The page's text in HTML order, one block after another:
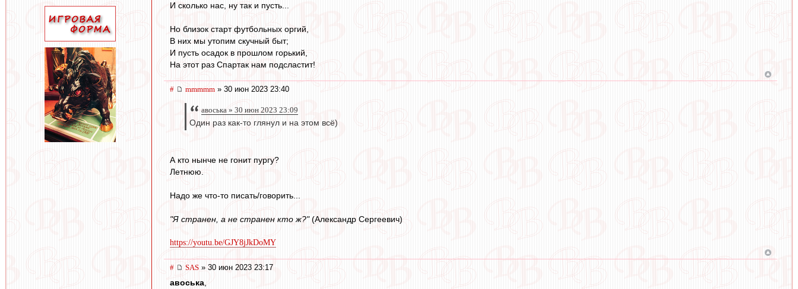
И сколько нас, ну так и пусть...
Но близок старт футбольных оргий,
В них мы утопим скучный быт;
И пусть осадок в прошлом горький,
На этот раз Спартак нам подсластит!
# mmmmm » 30 июн 2023 23:40
авоська » 30 июн 2023 23:09
Один раз как-то глянул и на этом всё)
А кто нынче не гонит пургу?
Летнюю.
Надо же что-то писать/говорить...
"Я странен, а не странен кто ж?"(Александр Сергеевич)
https://youtu.be/GJY8jJkDoMY
# SAS » 30 июн 2023 23:17
авоська,